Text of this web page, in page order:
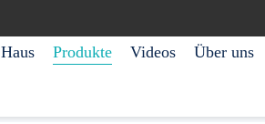
Haus Produkte Videos Über uns